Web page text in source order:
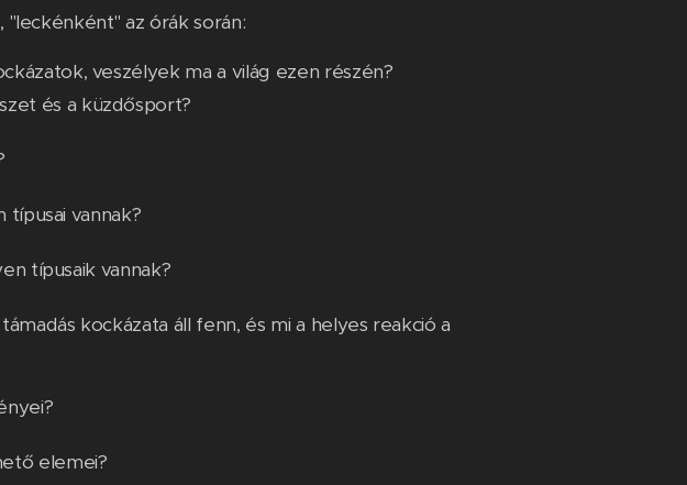
az órák során:
veszélyek ma a világ ezen részén?
és a küzdősport?
típusai vannak?
típusaik vannak?
kockázata áll fenn, és mi a helyes reakció a
elemei?